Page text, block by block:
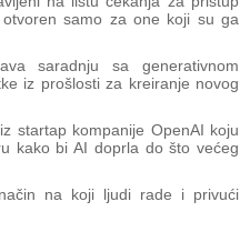
samo za one koji su ga
saradnju sa generativnom
iz prošlosti za kreiranje novog
startap kompanije OpenAI koju
kako bi AI doprla do što većeg
na koji ljudi rade i privući